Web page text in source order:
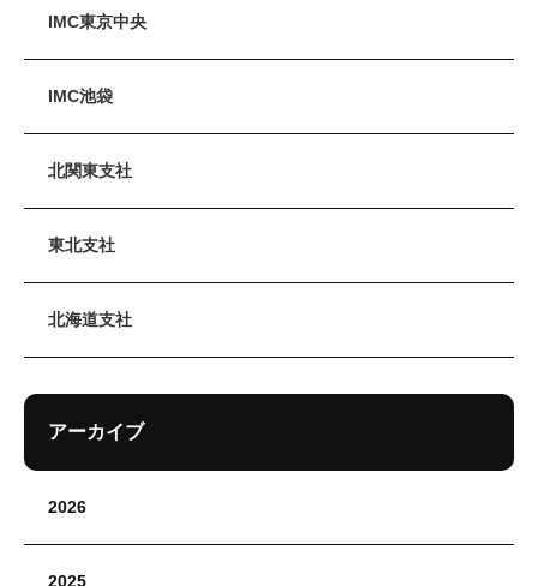
IMC東京中央
IMC池袋
北関東支社
東北支社
北海道支社
アーカイブ
2026
2025